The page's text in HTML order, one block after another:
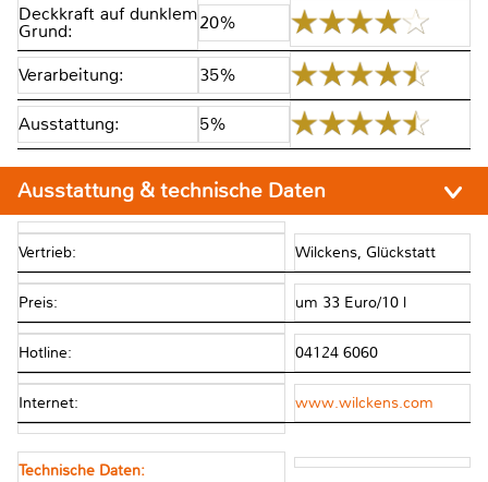
Deckkraft auf dunklem
Grund: 20%
Verarbeitung: 35%
Ausstattung: 5%
Ausstattung & technische Daten
Vertrieb: Wilckens, Glückstatt
Preis: um 33 Euro/10 l
Hotline: 04124 6060
Internet: www.wilckens.com
Technische Daten: